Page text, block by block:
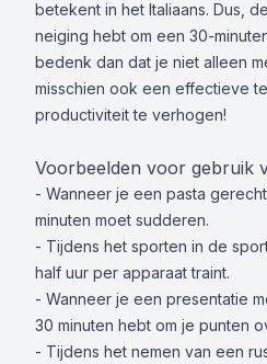
betekent in het Italiaans. Dus,
neiging hebt om een 30-
bedenk dan dat je niet alleen
misschien ook een effectieve
productiviteit te verhogen!
Voorbeelden voor gebruik
- Wanneer je een pasta
minuten moet sudderen.
- Tijdens het sporten in de
half uur per apparaat traint.
- Wanneer je een presentatie
30 minuten hebt om je punten
- Tijdens het nemen van een